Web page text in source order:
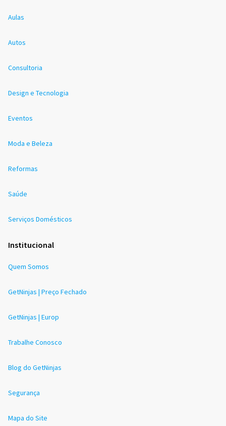
Aulas
Autos
Consultoria
Design e Tecnologia
Eventos
Moda e Beleza
Reformas
Saúde
Serviços Domésticos
Institucional
Quem Somos
GetNinjas | Preço Fechado
GetNinjas | Europ
Trabalhe Conosco
Blog do GetNinjas
Segurança
Mapa do Site